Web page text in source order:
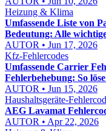
Heizung & Klima
Umfassende Liste von
Bedeutung: Alle
AUTOR • Jun 17, 2026
Kfz-Fehlercodes
Umfassende Carrier
Fehlerbehebung: So
AUTOR • Jun 15, 2026
Haushaltsgeräte-
AEG Lavamat
AUTOR • Apr 22, 2026